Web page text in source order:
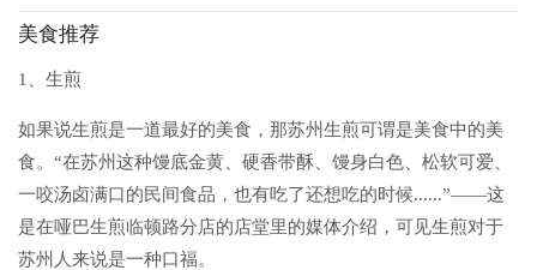
美食推荐
1、生煎
如果说生煎是一道最好的美食，那苏州生煎可谓是美食中的美
食。“在苏州这种馒底金黄、硬香带酥、馒身白色、松软可爱、
一咬汤卤满口的民间食品，也有吃了还想吃的时候......”——这
是在哑巴生煎临顿路分店的店堂里的媒体介绍，可见生煎对于
苏州人来说是一种口福。